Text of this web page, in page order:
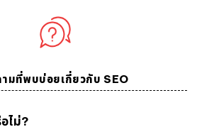
ามที่พบบ่อยเกี่ยวกับ SEO
ไม่?